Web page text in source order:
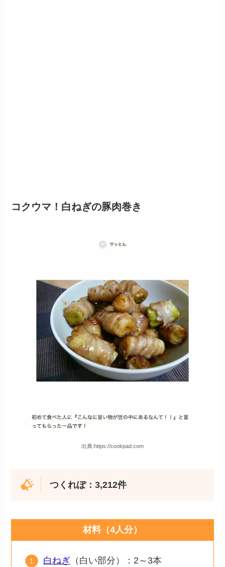
コクウマ！白ねぎの豚肉巻き
出典:https://cookpad.com
つくれぽ：3,212件
材料（4人分）
白ねぎ （白い部分）：2～3本